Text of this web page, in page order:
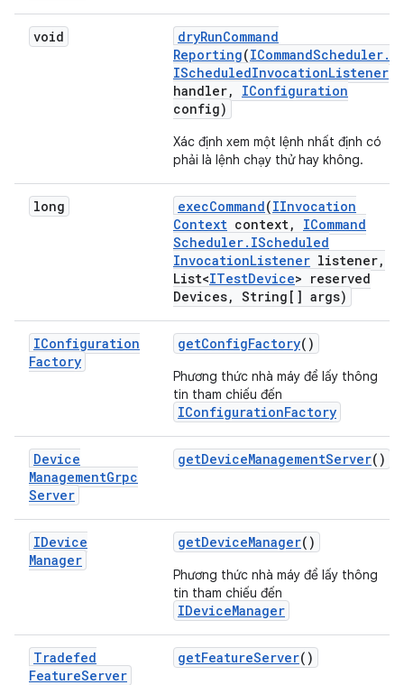
void dryRunCommand
Reporting(ICommandScheduler.
IScheduledInvocationListener
handler,
IConfiguration
config)
Xác định xem một lệnh nhất định có
phải là lệnh chạy thử hay không.
long execCommand(IInvocation
Context context,
ICommand
Scheduler. IScheduled
InvocationListener listener,
List<ITestDevice> reserved
Devices, String[] args)
IConfiguration
Factory
getConfigFactory()
Phương thức nhà máy để lấy thông
tin tham chiếu đến
IConfigurationFactory
Device
ManagementGrpc
Server
getDeviceManagementServer()
IDevice
Manager
getDeviceManager()
Phương thức nhà máy để lấy thông
tin tham chiếu đến
IDeviceManager
Tradefed
FeatureServer
getFeatureServer()